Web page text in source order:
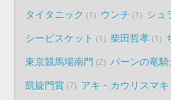
タイタニック 1 ウンチ 1 シュ
シービスケット 1 柴田哲孝 1
東京競馬場南門 2 パーンの竜
凱旋門賞 7 アキ・カウリスマキ